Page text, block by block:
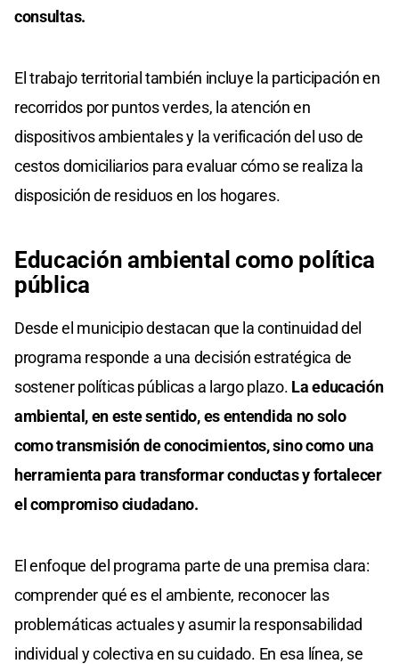
consultas.
El trabajo territorial también incluye la participación en
recorridos por puntos verdes, la atención en
dispositivos ambientales y la verificación del uso de
cestos domiciliarios para evaluar cómo se realiza la
disposición de residuos en los hogares.
Educación ambiental como política
pública
Desde el municipio destacan que la continuidad del
programa responde a una decisión estratégica de
sostener políticas públicas a largo plazo. La educación
ambiental, en este sentido, es entendida no solo
como transmisión de conocimientos, sino como una
herramienta para transformar conductas y fortalecer
el compromiso ciudadano.
El enfoque del programa parte de una premisa clara:
comprender qué es el ambiente, reconocer las
problemáticas actuales y asumir la responsabilidad
individual y colectiva en su cuidado. En esa línea, se